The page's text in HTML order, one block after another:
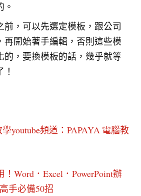
前，可以先選定模板，跟公司
再開始著手編輯，否則這些模
的，要換模板的話，幾乎就等
youtube頻道：PAPAYA 電腦教
Word．Excel．PowerPoint辦
手必備50招